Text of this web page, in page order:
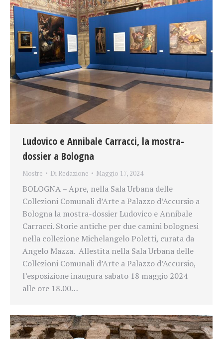
Ludovico e Annibale Carracci, la mostra-
dossier a Bologna
Mostre Di Redazione Maggio 17, 2024
BOLOGNA – Apre, nella Sala Urbana delle
Collezioni Comunali d’Arte a Palazzo d’Accursio a
Bologna la mostra-dossier Ludovico e Annibale
Carracci. Storie antiche per due camini bolognesi
nella collezione Michelangelo Poletti, curata da
Angelo Mazza. Allestita nella Sala Urbana delle
Collezioni Comunali d’Arte a Palazzo d’Accursio,
l’esposizione inaugura sabato 18 maggio 2024
alle ore 18.00…